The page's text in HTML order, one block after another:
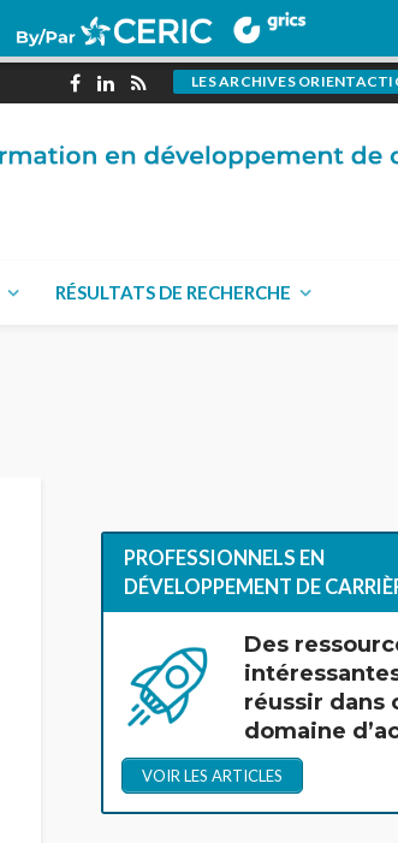
LES ARCHIVES
RÉSULTATS DE RECHERCHE
PROFESSIONNELS EN
DÉVELOPPEMENT DE
Des
réussir dans
domaine
VOIR LES ARTICLES